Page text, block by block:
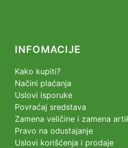
INFOMACIJE
Kako kupiti?
Načini plaćanja
Uslovi isporuke
Povraćaj sredstava
Zamena veličine i zamena
Pravo na odustajanje
Uslovi korišćenja i prodaje